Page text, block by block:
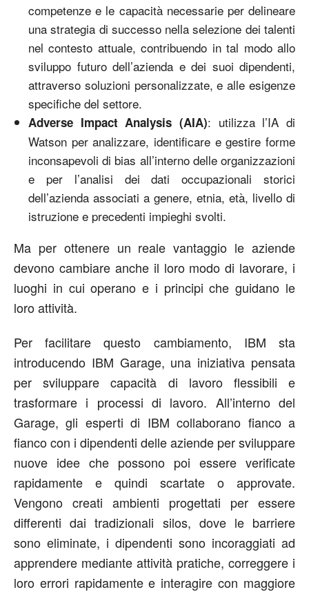
competenze e le capacità necessarie per delineare
una strategia di successo nella selezione dei talenti
nel contesto attuale, contribuendo in tal modo allo
sviluppo futuro dell’azienda e dei suoi dipendenti,
attraverso soluzioni personalizzate, e alle esigenze
specifiche del settore.
Adverse Impact Analysis (AIA): utilizza l’IA di
Watson per analizzare, identificare e gestire forme
inconsapevoli di bias all’interno delle organizzazioni
e per l’analisi dei dati occupazionali storici
dell’azienda associati a genere, etnia, età, livello di
istruzione e precedenti impieghi svolti.
Ma per ottenere un reale vantaggio le aziende
devono cambiare anche il loro modo di lavorare, i
luoghi in cui operano e i principi che guidano le
loro attività.
Per facilitare questo cambiamento, IBM sta
introducendo IBM Garage, una iniziativa pensata
per sviluppare capacità di lavoro flessibili e
trasformare i processi di lavoro. All’interno del
Garage, gli esperti di IBM collaborano fianco a
fianco con i dipendenti delle aziende per sviluppare
nuove idee che possono poi essere verificate
rapidamente e quindi scartate o approvate.
Vengono creati ambienti progettati per essere
differenti dai tradizionali silos, dove le barriere
sono eliminate, i dipendenti sono incoraggiati ad
apprendere mediante attività pratiche, correggere i
loro errori rapidamente e interagire con maggiore